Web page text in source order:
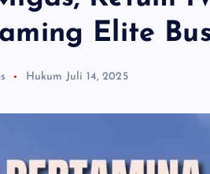
Elite
Hukum Juli 14, 2025